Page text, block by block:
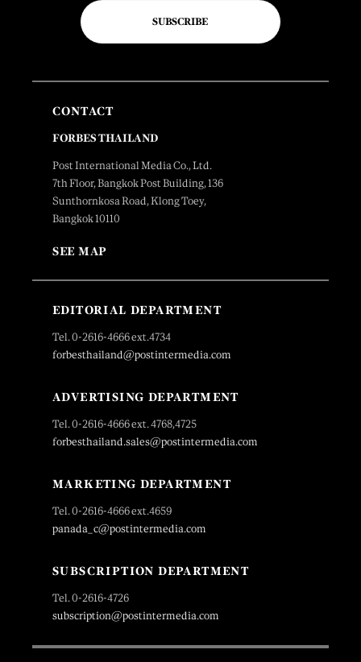
SUBSCRIBE
CONTACT
FORBES THAILAND
Post International Media Co., Ltd.
7th Floor, Bangkok Post Building, 136
Sunthornkosa Road, Klong Toey,
Bangkok 10110
SEE MAP
EDITORIAL DEPARTMENT
Tel. 0-2616-4666 ext.4734
forbesthailand@postintermedia.com
ADVERTISING DEPARTMENT
Tel. 0-2616-4666 ext. 4768,4725
forbesthailand.sales@postintermedia.com
MARKETING DEPARTMENT
Tel. 0-2616-4666 ext.4659
panada_c@postintermedia.com
SUBSCRIPTION DEPARTMENT
Tel. 0-2616-4726
subscription@postintermedia.com